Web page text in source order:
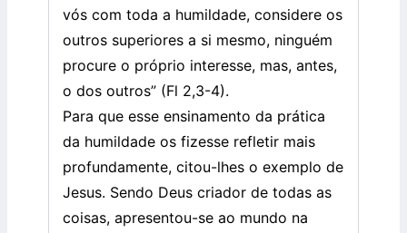
vós com toda a humildade, considere os
outros superiores a si mesmo, ninguém
procure o próprio interesse, mas, antes,
o dos outros” (Fl 2,3-4).
Para que esse ensinamento da prática
da humildade os fizesse refletir mais
profundamente, citou-lhes o exemplo de
Jesus. Sendo Deus criador de todas as
coisas, apresentou-se ao mundo na